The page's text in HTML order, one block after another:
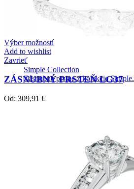
Simple Collection
Zásnubné prstne z kolekcie Simple.
Výber možností
Add to wishlist
Zavrieť
ZÁSNUBNÝ PRSTEŇ LG37
Od: 309,91 €